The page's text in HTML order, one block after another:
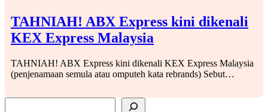
TAHNIAH! ABX Express kini dikenali
KEX Express Malaysia
TAHNIAH! ABX Express kini dikenali KEX Express Malaysia
(penjenamaan semula atau omputeh kata rebrands) Sebut…